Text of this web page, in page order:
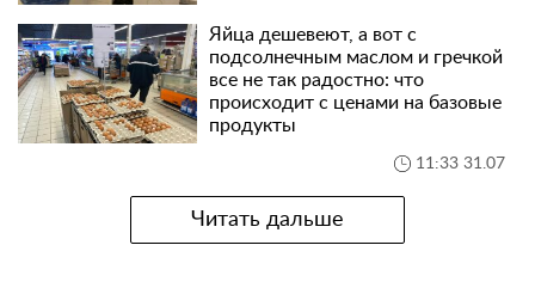
Яйца дешевеют, а вот с
подсолнечным маслом и гречкой
все не так радостно: что
происходит с ценами на базовые
продукты
11:33 31.07
Читать дальше